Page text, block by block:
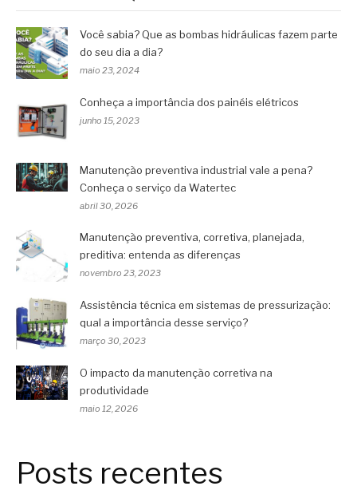
Você sabia? Que as bombas hidráulicas fazem parte
do seu dia a dia?
maio 23, 2024
Conheça a importância dos painéis elétricos
junho 15, 2023
Manutenção preventiva industrial vale a pena?
Conheça o serviço da Watertec
abril 30, 2026
Manutenção preventiva, corretiva, planejada,
preditiva: entenda as diferenças
novembro 23, 2023
Assistência técnica em sistemas de pressurização:
qual a importância desse serviço?
março 30, 2023
O impacto da manutenção corretiva na
produtividade
maio 12, 2026
Posts recentes